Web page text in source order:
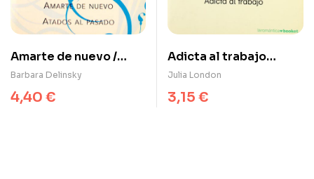
Amarte de nuevo /
Atados al pasado
Barbara Delinsky
4,40 €
Adicta al trabajo
(Hermanas Lear I)
Julia London
3,15 €